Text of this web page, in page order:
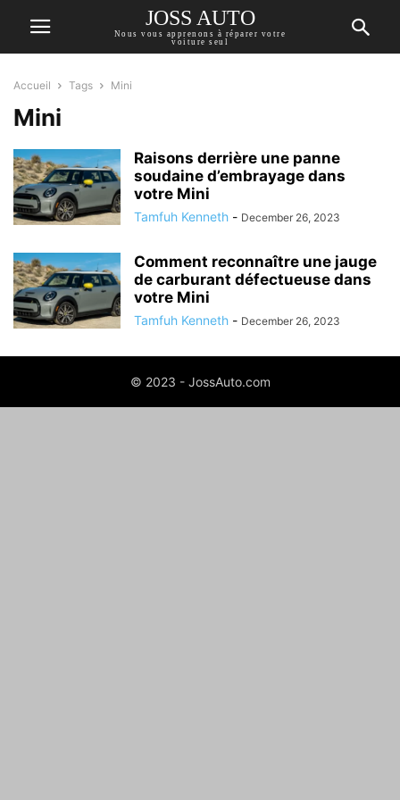
JOSS AUTO
Nous vous apprenons à réparer votre
voiture seul
Accueil Tags Mini
Mini
Raisons derrière une panne
soudaine d’embrayage dans
votre Mini
Tamfuh Kenneth - December 26, 2023
Comment reconnaître une jauge
de carburant défectueuse dans
votre Mini
Tamfuh Kenneth - December 26, 2023
© 2023 - JossAuto.com